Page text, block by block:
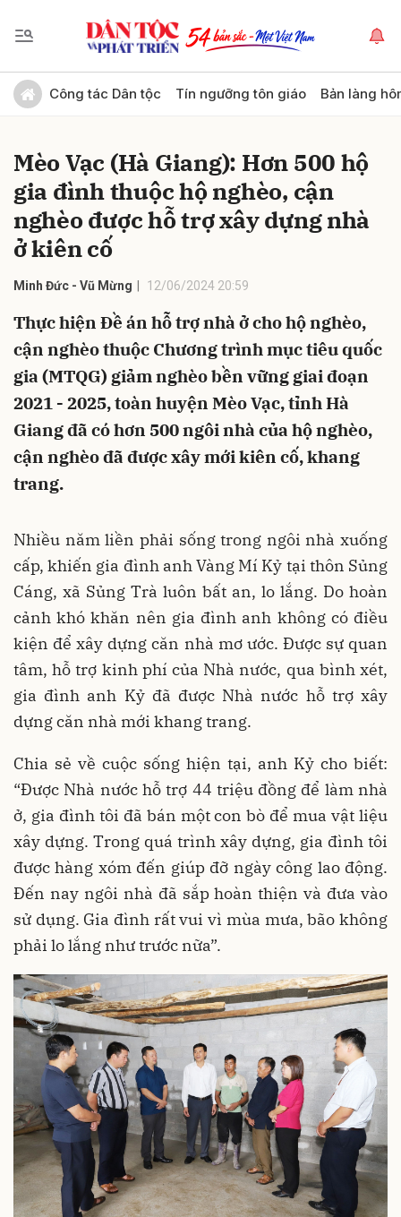
Công tác Dân tộc Tín ngưỡng tôn giáo Bản làng
Mèo Vạc (Hà Giang): Hơn 500 hộ
gia đình thuộc hộ nghèo, cận
nghèo được hỗ trợ xây dựng nhà
ở kiên cố
Minh Đức - Vũ Mừng 12/06/2024 20:59
Thực hiện Đề án hỗ trợ nhà ở cho hộ nghèo,
cận nghèo thuộc Chương trình mục tiêu quốc
gia (MTQG) giảm nghèo bền vững giai đoạn
2021 - 2025, toàn huyện Mèo Vạc, tỉnh Hà
Giang đã có hơn 500 ngôi nhà của hộ nghèo,
cận nghèo đã được xây mới kiên cố, khang
trang.
Nhiều năm liền phải sống trong ngôi nhà xuống
cấp, khiến gia đình anh Vàng Mí Kỷ tại thôn Sủng
Cáng, xã Sủng Trà luôn bất an, lo lắng. Do hoàn
cảnh khó khăn nên gia đình anh không có điều
kiện để xây dựng căn nhà mơ ước. Được sự quan
tâm, hỗ trợ kinh phí của Nhà nước, qua bình xét,
gia đình anh Kỷ đã được Nhà nước hỗ trợ xây
dựng căn nhà mới khang trang.
Chia sẻ về cuộc sống hiện tại, anh Kỷ cho biết:
“Được Nhà nước hỗ trợ 44 triệu đồng để làm nhà
ở, gia đình tôi đã bán một con bò để mua vật liệu
xây dựng. Trong quá trình xây dựng, gia đình tôi
được hàng xóm đến giúp đỡ ngày công lao động.
Đến nay ngôi nhà đã sắp hoàn thiện và đưa vào
sử dụng. Gia đình rất vui vì mùa mưa, bão không
phải lo lắng như trước nữa”.
Gửi bình luận